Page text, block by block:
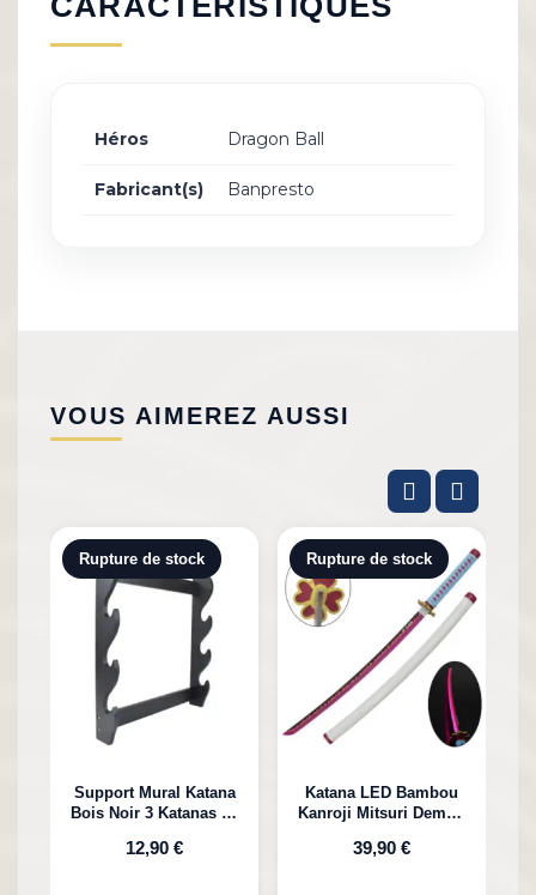
Héros Dragon Ball
Fabricant(s) Banpresto
VOUS AIMEREZ AUSSI
Rupture de stock
Support Mural Katana
Bois Noir 3 Katanas en
12,90 €
Rupture de stock
Katana LED Bambou
Kanroji Mitsuri Demon
39,90 €